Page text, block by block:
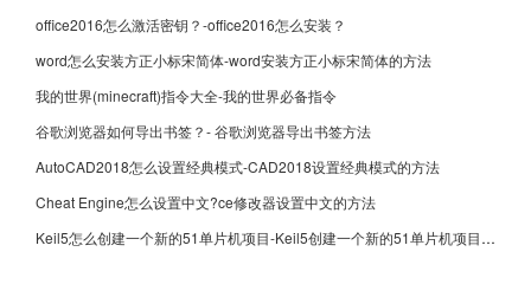
office2016怎么激活密钥？-office2016怎么安装？
word怎么安装方正小标宋简体-word安装方正小标宋简体的方法
我的世界(minecraft)指令大全-我的世界必备指令
谷歌浏览器如何导出书签？- 谷歌浏览器导出书签方法
AutoCAD2018怎么设置经典模式-CAD2018设置经典模式的方法
Cheat Engine怎么设置中文?ce修改器设置中文的方法
Keil5怎么创建一个新的51单片机项目-Keil5创建一个新的51单片机项目的方法